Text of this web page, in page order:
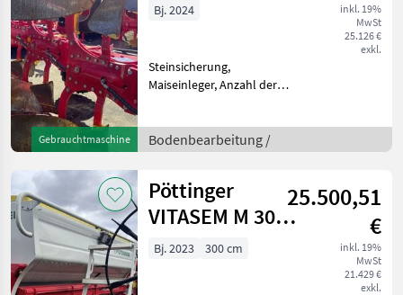
Gebrauchtmaschine
inkl. 19%
MwSt
25.126 €
exkl.
Bj. 2024
Steinsicherung,
Maiseinleger, Anzahl der
Schnittbreitenverstellung,
Stützrad, Vorschäler SS-
LANGANBAUACHSE KAT. II
Bodenbearbeitung /
Pöttinger
VITASEM M 3000
DD
25.500,51
€
inkl. 19%
MwSt
21.429 €
exkl.
Bj. 2023 300 cm